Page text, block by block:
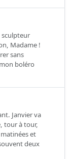
sculpteur
Madame !
sans
boléro
Janvier va
tour à tour,
et
deux